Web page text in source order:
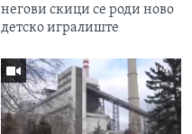
негови скици се роди ново
детско игралиште